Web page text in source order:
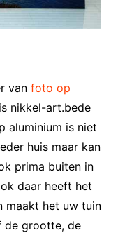
van foto op
nikkel-art.bede
aluminium is niet
huis maar kan
prima buiten in
daar heeft het
maakt het uw tuin
de grootte, de